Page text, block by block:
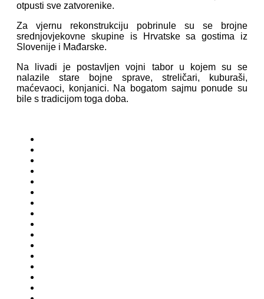
otpusti sve zatvorenike.
Za vjernu rekonstrukciju pobrinule su se brojne
srednjovjekovne skupine is Hrvatske sa gostima iz
Slovenije i Mađarske.
Na livadi je postavljen vojni tabor u kojem su se
nalazile stare bojne sprave, streličari, kuburaši,
maćevaoci, konjanici. Na bogatom sajmu ponude su
bile s tradicijom toga doba.